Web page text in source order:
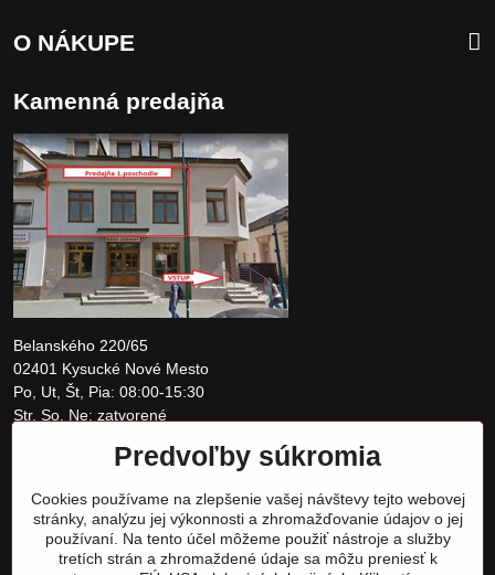
O NÁKUPE
Kamenná predajňa
Belanského 220/65
02401 Kysucké Nové Mesto
Po, Ut, Št, Pia: 08:00-15:30
Str, So, Ne: zatvorené
obchod@tomshardware.sk
Predvoľby súkromia
Cookies používame na zlepšenie vašej návštevy tejto webovej
stránky, analýzu jej výkonnosti a zhromažďovanie údajov o jej
používaní. Na tento účel môžeme použiť nástroje a služby
tretích strán a zhromaždené údaje sa môžu preniesť k